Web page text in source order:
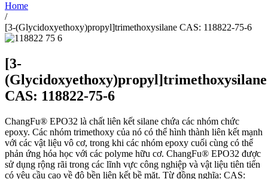
Home
/
[3-(Glycidoxyethoxy)propyl]trimethoxysilane CAS: 118822-75-6
[3-
(Glycidoxyethoxy)propyl]trimethoxysilane
CAS: 118822-75-6
ChangFu® EPO32 là chất liên kết silane chứa các nhóm chức
epoxy. Các nhóm trimethoxy của nó có thể hình thành liên kết mạnh
với các vật liệu vô cơ, trong khi các nhóm epoxy cuối cùng có thể
phản ứng hóa học với các polyme hữu cơ. ChangFu® EPO32 được
sử dụng rộng rãi trong các lĩnh vực công nghiệp và vật liệu tiên tiến
có yêu cầu cao về độ bền liên kết bề mặt. Từ đồng nghĩa: CAS: